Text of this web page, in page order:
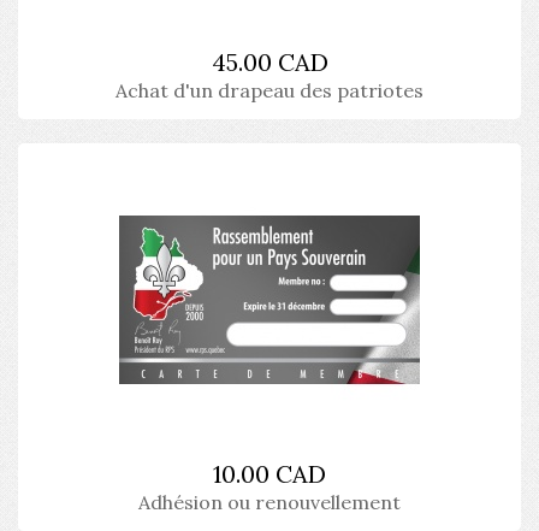
45.00 CAD
Achat d'un drapeau des patriotes
10.00 CAD
Adhésion ou renouvellement